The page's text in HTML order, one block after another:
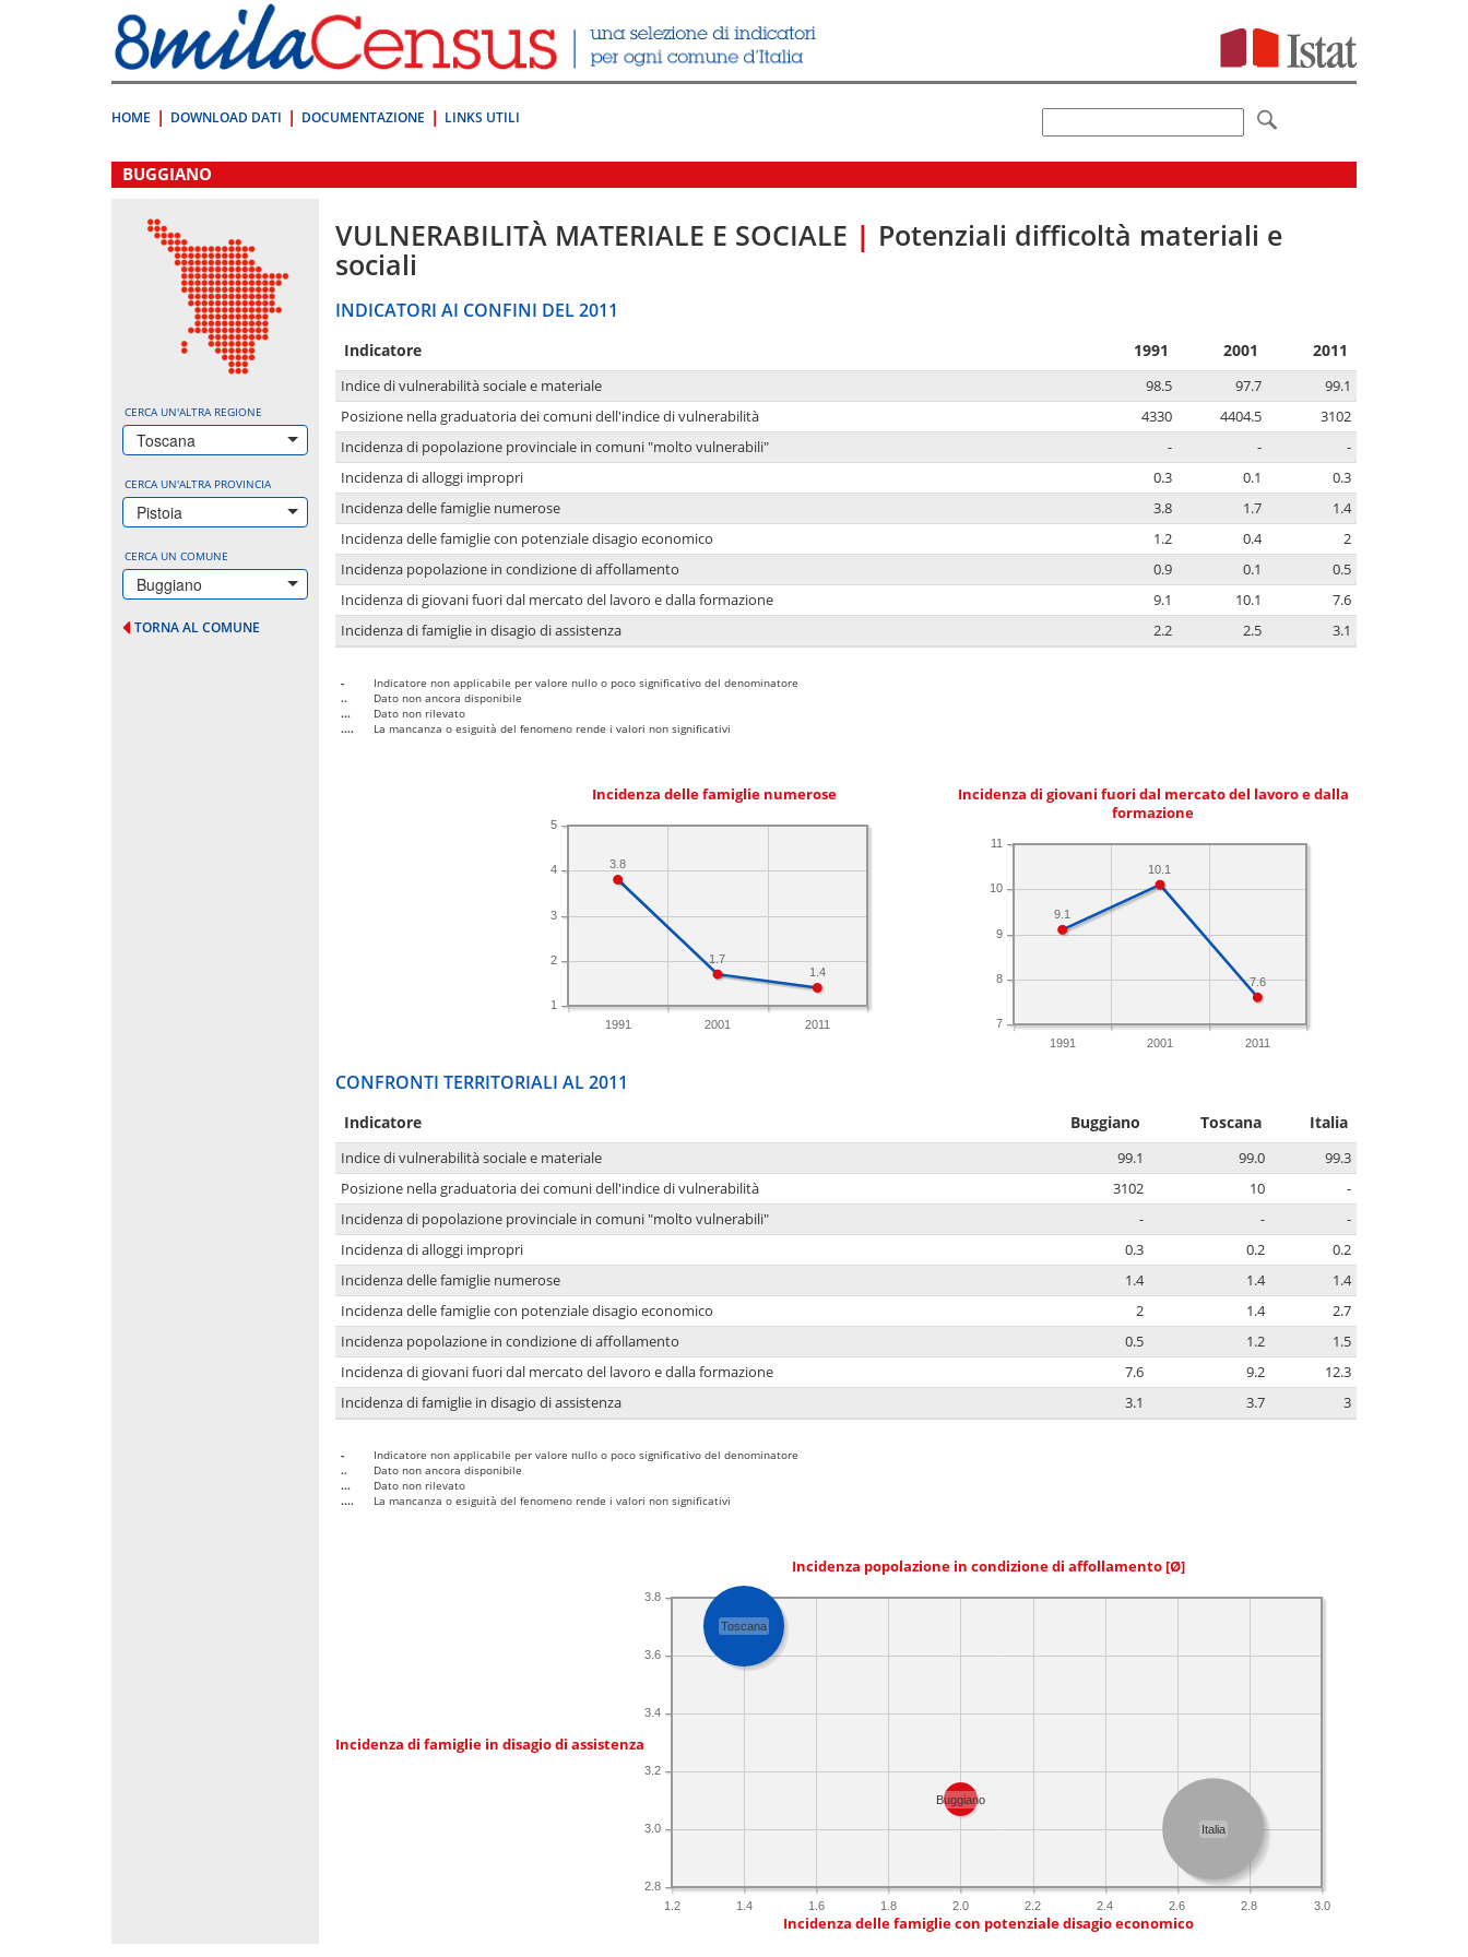
direttamente
a:
Contenuto
HOME DOWNLOAD DATI DOCUMENTAZIONE LINKS UTILI
.
BUGGIANO
CERCA UN'ALTRA REGIONE
Toscana
CERCA UN'ALTRA PROVINCIA
Pistoia
CERCA UN COMUNE
Buggiano
TORNA AL COMUNE
VULNERABILITÀ MATERIALE E SOCIALE | Potenziali difficoltà materiali e
sociali
INDICATORI AI CONFINI DEL 2011
Indicatore 1991 2001 2011
Indice di vulnerabilità sociale e materiale 98.5 97.7
99.1
Posizione nella graduatoria dei comuni dell'indice di vulnerabilità
4330 4404.5
3102
Incidenza di popolazione provinciale in comuni "molto vulnerabili"
- -
-
Incidenza di alloggi impropri
0.3 0.1
0.3
Incidenza delle famiglie numerose
3.8 1.7
1.4
Incidenza delle famiglie con potenziale disagio economico
1.2 0.4
2
Incidenza popolazione in condizione di affollamento
0.9 0.1
0.5
Incidenza di giovani fuori dal mercato del lavoro e dalla formazione
9.1 10.1
7.6
Incidenza di famiglie in disagio di assistenza
2.2 2.5 3.1
-
Indicatore non applicabile per valore nullo o poco significativo del denominatore
..
Dato non ancora disponibile
...
Dato non rilevato
....
La mancanza o esiguità del fenomeno rende i valori non significativi
Incidenza delle famiglie numerose
1991 2001 2011
1
2
3
4
5
1.4
1.7
3.8
Incidenza di giovani fuori dal mercato del lavoro e dalla
formazione
1991 2001 2011
7
8
9
10
11
7.6
10.1
9.1
CONFRONTI TERRITORIALI AL 2011
Indicatore Buggiano Toscana Italia
Indice di vulnerabilità sociale e materiale 99.1 99.0
99.3
Posizione nella graduatoria dei comuni dell'indice di vulnerabilità
3102 10
-
Incidenza di popolazione provinciale in comuni "molto vulnerabili"
- -
-
Incidenza di alloggi impropri
0.3 0.2
0.2
Incidenza delle famiglie numerose
1.4 1.4
1.4
Incidenza delle famiglie con potenziale disagio economico
2 1.4
2.7
Incidenza popolazione in condizione di affollamento
0.5 1.2
1.5
Incidenza di giovani fuori dal mercato del lavoro e dalla formazione
7.6 9.2
12.3
Incidenza di famiglie in disagio di assistenza
3.1 3.7 3
-
Indicatore non applicabile per valore nullo o poco significativo del denominatore
..
Dato non ancora disponibile
...
Dato non rilevato
....
La mancanza o esiguità del fenomeno rende i valori non significativi
Incidenza popolazione in condizione di affollamento [Ø]
Incidenza di famiglie in disagio di assistenza
1.2 1.4 1.6 1.8 2.0 2.2 2.4 2.6 2.8 3.0
2.8
3.0
3.2
3.4
3.6
3.8
Italia
Toscana
Buggiano
Incidenza delle famiglie con potenziale disagio economico